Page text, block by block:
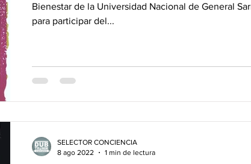
Bienestar de la Universidad Nacional de General
para participar del...
SELECTOR CONCIENCIA
8 ago 2022
1 min de lectura